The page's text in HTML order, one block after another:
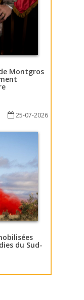
Montgros
25-07-2026
du Sud-